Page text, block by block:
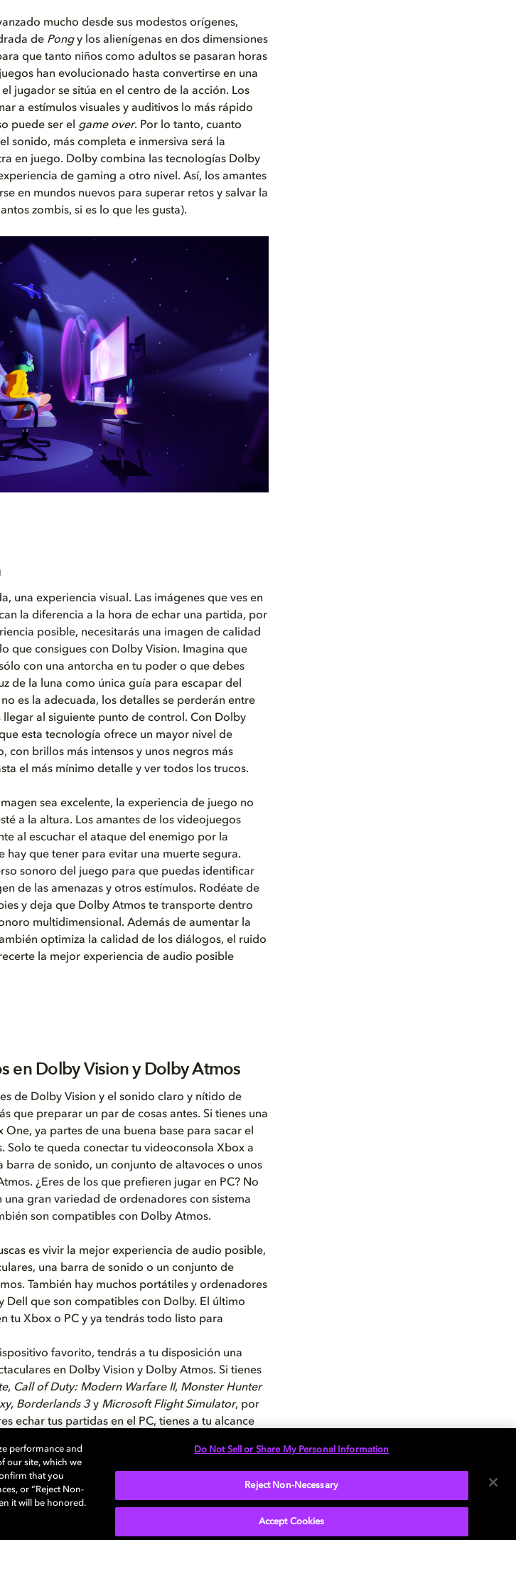
mucho desde sus modestos orígenes,
de Pongy los alienígenas en dos dimensiones
que tanto niños como adultos se pasaran horas
han evolucionado hasta convertirse en una
jugador se sitúa en el centro de la acción. Los
a estímulos visuales y auditivos lo más rápido
puede ser el game over. Por lo tanto, cuanto
sonido, más completa e inmersiva será la
en juego. Dolby combina las tecnologías Dolby
de gaming a otro nivel. Así, los amantes
en mundos nuevos para superar retos y salvar la
zombis, si es lo que les gusta).
una experiencia visual. Las imágenes que ves en
la diferencia a la hora de echar una partida, por
posible, necesitarás una imagen de calidad
que consigues con Dolby Vision. Imagina que
con una antorcha en tu poder o que debes
de la luna como única guía para escapar del
es la adecuada, los detalles se perderán entre
llegar al siguiente punto de control. Con Dolby
esta tecnología ofrece un mayor nivel de
con brillos más intensos y unos negros más
el más mínimo detalle y ver todos los trucos.
sea excelente, la experiencia de juego no
a la altura. Los amantes de los videojuegos
al escuchar el ataque del enemigo por la
hay que tener para evitar una muerte segura.
sonoro del juego para que puedas identificar
de las amenazas y otros estímulos. Rodéate de
y deja que Dolby Atmos te transporte dentro
multidimensional. Además de aumentar la
optimiza la calidad de los diálogos, el ruido
la mejor experiencia de audio posible
en Dolby Vision y Dolby Atmos
de Dolby Vision y el sonido claro y nítido de
que preparar un par de cosas antes. Si tienes una
ya partes de una buena base para sacar el
Solo te queda conectar tu videoconsola Xbox a
barra de sonido, un conjunto de altavoces o unos
¿Eres de los que prefieren jugar en PC? No
gran variedad de ordenadores con sistema
son compatibles con Dolby Atmos.
es vivir la mejor experiencia de audio posible,
una barra de sonido o un conjunto de
También hay muchos portátiles y ordenadores
Dell que son compatibles con Dolby. El último
tu Xbox o PC y ya tendrás todo listo para
favorito, tendrás a tu disposición una
en Dolby Vision y Dolby Atmos. Si tienes
, Call of Duty: Modern Warfare II, Monster Hunter
, Borderlands 3y Microsoft Flight Simulator, por
echar tus partidas en el PC, tienes a tu alcance
otros muchos.
vivir una experiencia tan realista que te
performance and
our site, which we
that you
or “Reject Non-
it will be honored.
Do Not Sell or Share My Personal Information
Reject Non-Necessary
Accept Cookies